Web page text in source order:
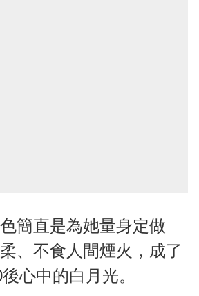
簡直是為她量身定做
、不食人間煙火，成了
心中的白月光。